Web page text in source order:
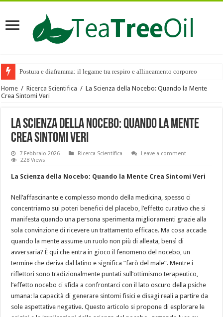
Postura e diaframma: il legame tra respiro e allineamento corporeo
Home / Ricerca Scientifica / La Scienza della Nocebo: Quando la Mente
Crea Sintomi Veri
La Scienza della Nocebo: Quando la Mente
Crea Sintomi Veri
7 Febbraio 2026 Ricerca Scientifica
Leave a comment
228 Views
La Scienza della Nocebo: Quando la Mente Crea Sintomi Veri
Nell’affascinante e complesso mondo della medicina, spesso ci
concentriamo sui poteri benefici del placebo, l’effetto curativo che si
manifesta quando una persona sperimenta miglioramenti grazie alla
sola convinzione di ricevere un trattamento efficace. Ma cosa accade
quando la mente assume un ruolo non più di alleata, bensì di
avversaria? È qui che entra in gioco il fenomeno del nocebo, un
termine che deriva dal latino e significa “farò del male”. Mentre i
riflettori sono tradizionalmente puntati sull’ottimismo terapeutico,
l’effetto nocebo ci sfida a confrontarci con il lato oscuro della psiche
umana: la capacità di generare sintomi fisici e disagi reali a partire da
sole aspettative negative. Questo articolo si propone di esplorare le